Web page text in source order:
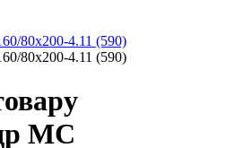
80х200-4.11 (590)
80х200-4.11 (590)
МС